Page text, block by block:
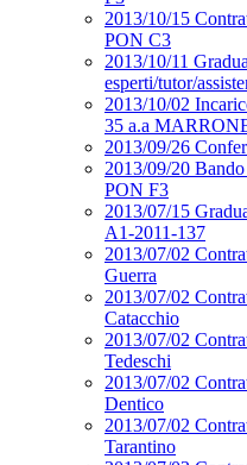
2013/10/15
PON C3
2013/10/11
esperti/tutor/
2013/10/02
35 a.a
2013/09/26
2013/09/20
PON F3
2013/07/15
A1-2011-137
2013/07/02
Guerra
2013/07/02
Catacchio
2013/07/02
Tedeschi
2013/07/02
Dentico
2013/07/02
Tarantino